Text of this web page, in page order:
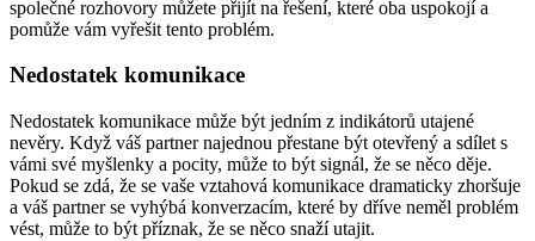
společné rozhovory můžete přijít na řešení, které oba uspokojí a
pomůže vám vyřešit tento problém.
Nedostatek komunikace
Nedostatek komunikace může být jedním z indikátorů utajené
nevěry. Když váš partner najednou přestane být otevřený a sdílet s
vámi své myšlenky a pocity, může to být signál, že se něco děje.
Pokud se zdá, že se vaše vztahová komunikace dramaticky zhoršuje
a váš partner se vyhýbá konverzacím, které by dříve neměl problém
vést, může to být příznak, že se něco snaží utajit.